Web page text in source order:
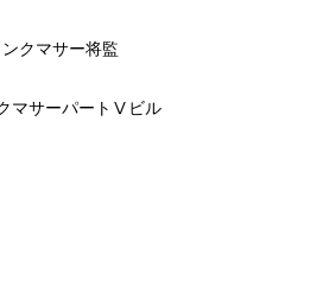
クマサー将監
マサーパートⅤビル